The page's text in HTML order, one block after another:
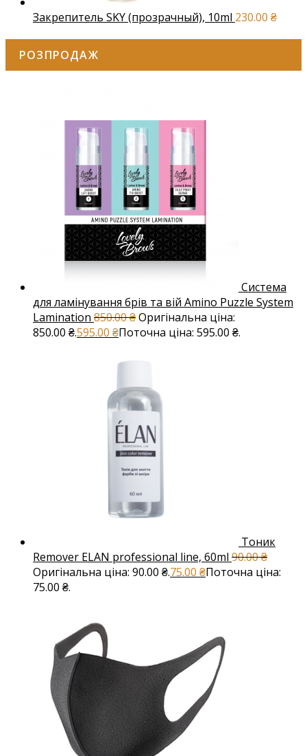
Закрепитель SKY (прозрачный), 10ml 230.00 ₴
РОЗПРОДАЖ
Система
для ламінування брів та вій Amino Puzzle System
Lamination 850.00₴Оригінальна ціна:
850.00 ₴.595.00 ₴Поточна ціна: 595.00 ₴.
Тоник
Remover ELAN professional line, 60ml 90.00₴
Оригінальна ціна: 90.00 ₴.75.00 ₴Поточна ціна:
75.00 ₴.